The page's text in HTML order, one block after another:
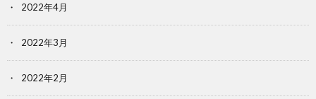
2022年4月
2022年3月
2022年2月